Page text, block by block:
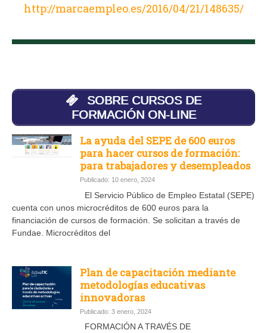
http://marcaempleo.es/2016/04/21/148635/
SOBRE CURSOS DE
FORMACIÓN ON-LINE
La ayuda del SEPE de 600 euros
para hacer cursos de formación:
para trabajadores y desempleados
Publicado: 10 enero, 2024
El Servicio Público de Empleo Estatal (SEPE)
cuenta con unos microcréditos de 600 euros para la
financiación de cursos de formación. Se solicitan a través de
Fundae. Microcréditos del
Plan de capacitación mediante
metodologías educativas
innovadoras
Publicado: 3 enero, 2024
FORMACIÓN A TRAVÉS DE